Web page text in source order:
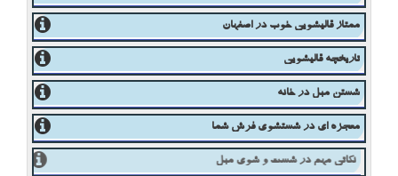
ممتاز قالیشویی خوب در اصفهان
تاریخچه قالیشویی
شستن مبل در خانه
معجزه ای در شستشوی فرش شما
نکاتی مهم در شست و شوی مبل